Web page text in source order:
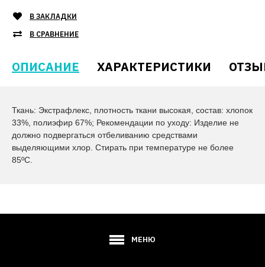
В ЗАКЛАДКИ
В СРАВНЕНИЕ
ОПИСАНИЕ ХАРАКТЕРИСТИКИ
Ткань: Экстрафлекс, плотность ткани высокая, состав: хлопок
33%, полиэфир 67%; Рекомендации по уходу: Изделие не
должно подвергаться отбеливанию средствами
выделяющими хлор. Стирать при температуре не более
85ºС.
МЕНЮ